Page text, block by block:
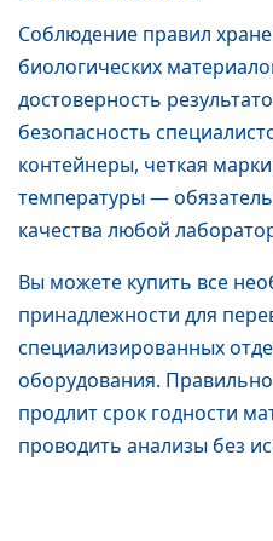
Соблюдение правил
биологических
достоверность
безопасность
контейнеры, четкая
температуры —
качества любой
Вы можете купить все
принадлежности для
специализированных
оборудования.
продлит срок годности
проводить анализы без